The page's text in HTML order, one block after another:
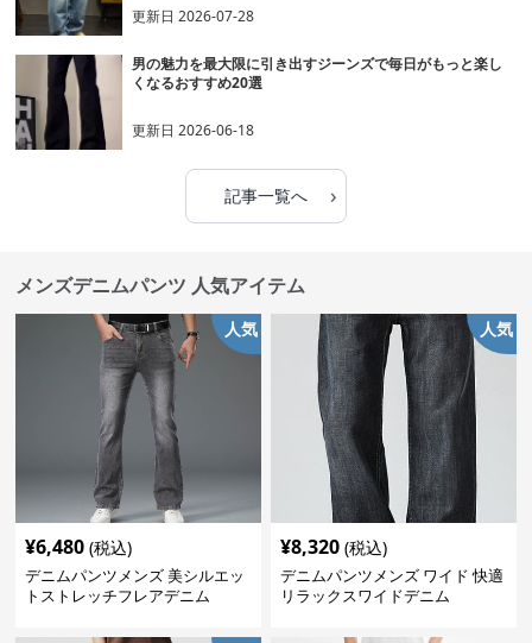
更新日2026-07-28
男の魅力を最大限に引き出すジーンズで毎日がもっと楽し
くなるおすすめ20選
更新日2026-06-18
記事一覧へ ›
メンズデニムパンツ 人気アイテム
人気
¥6,480 (税込)
デニムパンツメンズ 美シルエッ
トストレッチフレアデニム
人気
¥8,320 (税込)
デニムパンツメンズ ワイド 快適
リラックスワイドデニム